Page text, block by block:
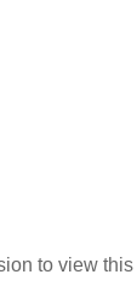
to view this